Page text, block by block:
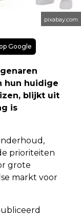
pixabay.com
Google
hun huidige
blijkt uit
is
prioriteiten
grote
markt voor